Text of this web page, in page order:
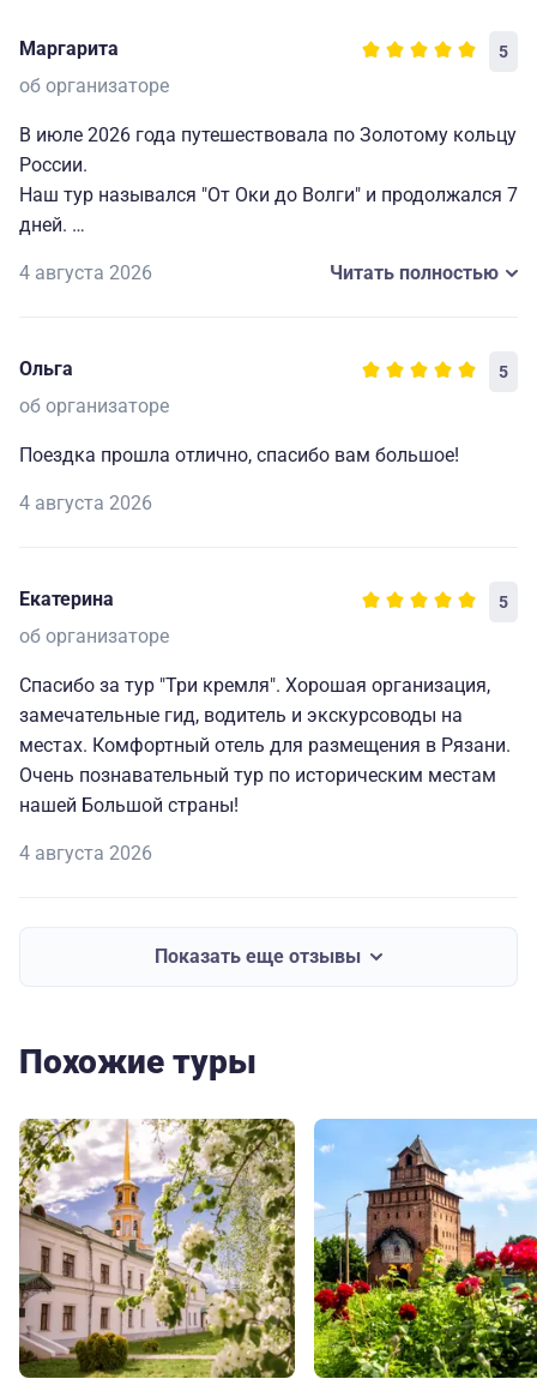
Маргарита 5
об организаторе
В июле 2026 года путешествовала по Золотому кольцу
России.
Наш тур назывался "От Оки до Волги" и продолжался 7
дней.
Хочу выразить благодарность организаторам и всей
интересно и эмоционально рассказывала обо всём,
что встречалось по пути, но и проявляла заботу о
Отличное размещение в гостиницах с прекрасным
экскурсоводов, которых хотелось слушать.
Это путешествие надолго останется в памяти.
4 августа 2026 Читать полностью
Ольга 5
об организаторе
Поездка прошла отлично, спасибо вам большое!
4 августа 2026
Екатерина 5
об организаторе
Спасибо за тур "Три кремля". Хорошая организация,
замечательные гид, водитель и экскурсоводы на
местах. Комфортный отель для размещения в Рязани.
Очень познавательный тур по историческим местам
нашей Большой страны!
4 августа 2026
Показать еще отзывы
Похожие туры